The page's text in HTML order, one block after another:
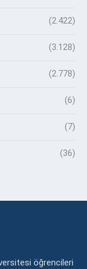
(2.422)
(3.128)
(2.778)
(6)
(7)
(36)
öğrencileri